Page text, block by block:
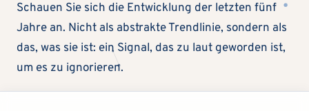
Schauen Sie sich die Entwicklung der letzten fünf
Jahre an. Nicht als abstrakte Trendlinie, sondern als
das, was sie ist: ein Signal, das zu laut geworden ist,
um es zu ignorieren.